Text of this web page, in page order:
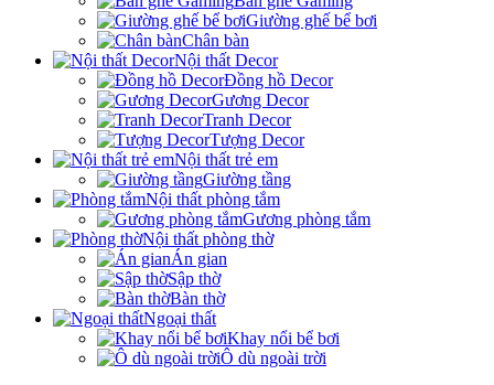
Giường ghế bể bơi
Chân bàn
Nội thất Decor
Đồng hồ Decor
Gương Decor
Tranh Decor
Tượng Decor
Nội thất trẻ em
Giường tầng
Nội thất phòng tắm
Gương phòng tắm
Nội thất phòng thờ
Án gian
Sập thờ
Bàn thờ
Ngoại thất
Khay nổi bể bơi
Ô dù ngoài trời